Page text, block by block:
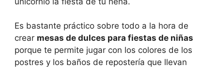
Es bastante práctico sobre todo a la hora de
crear mesas de dulces para fiestas de niñas
porque te permite jugar con los colores de los
postres y los baños de repostería que llevan